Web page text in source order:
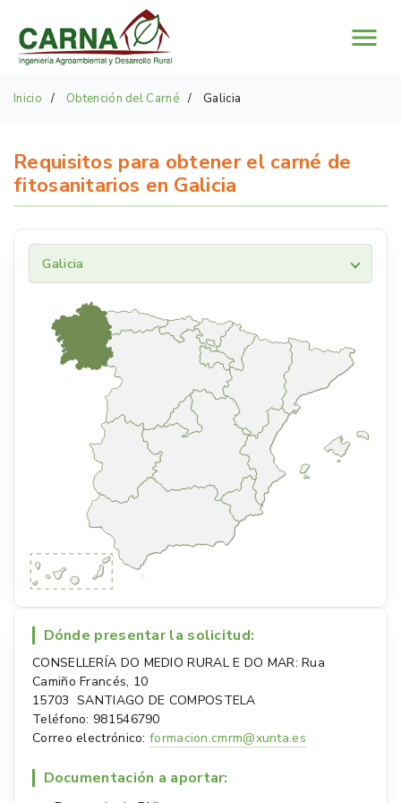
Menú
Inicio Obtención del Carné Galicia
Requisitos para obtener el carné de
fitosanitarios en Galicia
Galicia
Dónde presentar la solicitud:
CONSELLERÍA DO MEDIO RURAL E DO MAR: Rua
Camiño Francés, 10
15703 SANTIAGO DE COMPOSTELA
Teléfono: 981546790
Correo electrónico:formacion.cmrm@xunta.es
Documentación a aportar: